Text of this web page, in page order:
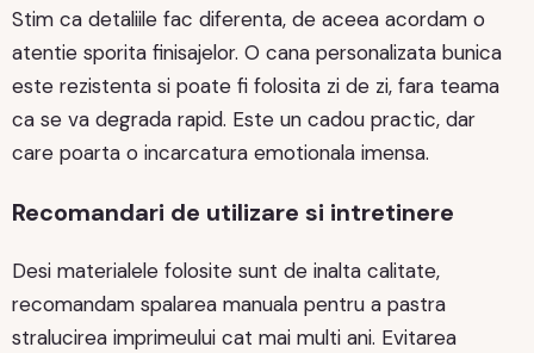
Stim ca detaliile fac diferenta, de aceea acordam o
atentie sporita finisajelor. O cana personalizata bunica
este rezistenta si poate fi folosita zi de zi, fara teama
ca se va degrada rapid. Este un cadou practic, dar
care poarta o incarcatura emotionala imensa.
Recomandari de utilizare si intretinere
Desi materialele folosite sunt de inalta calitate,
recomandam spalarea manuala pentru a pastra
stralucirea imprimeului cat mai multi ani. Evitarea